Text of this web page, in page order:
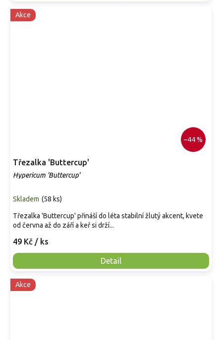
Akce
–44 %
Třezalka 'Buttercup'
Hypericum 'Buttercup'
Skladem (58 ks)
49 Kč / ks
Detail
Třezalka 'Buttercup' přináší do léta stabilní žlutý akcent, kvete
od června až do září a keř si drží...
Akce